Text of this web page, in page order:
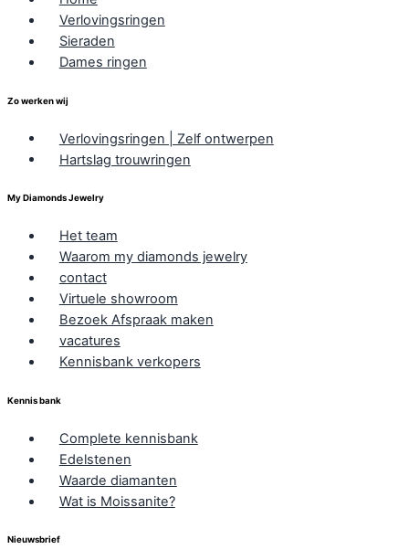
Verlovingsringen
Sieraden
Dames ringen
Zo werken wij
Verlovingsringen | Zelf ontwerpen
Hartslag trouwringen
My Diamonds Jewelry
Het team
Waarom my diamonds jewelry
contact
Virtuele showroom
Bezoek Afspraak maken
vacatures
Kennisbank verkopers
Kennis bank
Complete kennisbank
Edelstenen
Waarde diamanten
Wat is Moissanite?
Nieuwsbrief